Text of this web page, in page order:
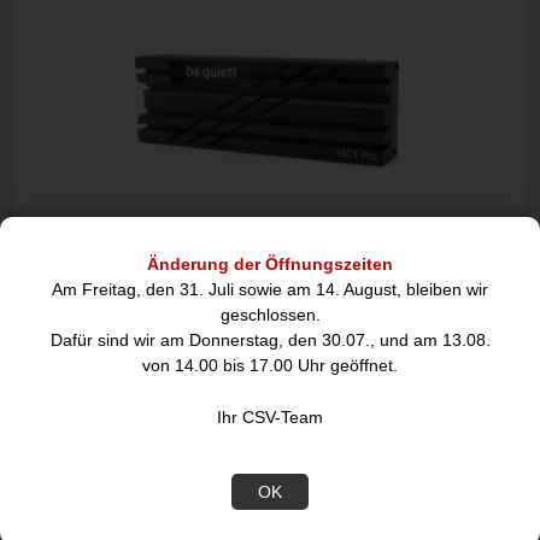
Änderung der Öffnungszeiten
Am Freitag, den 31. Juli sowie am 14. August, bleiben wir
geschlossen.
Dafür sind wir am Donnerstag, den 30.07., und am 13.08.
von 14.00 bis 17.00 Uhr geöffnet.
Ihr CSV-Team
OK
be quiet! MC1 Pro, M.2 SSD-Kühler
17,58
AUCH INTERESSIEREN: